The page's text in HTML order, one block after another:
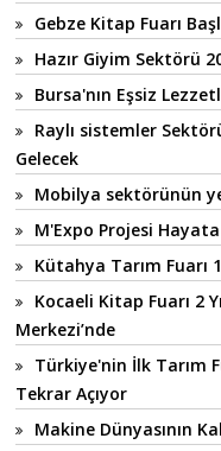
Gebze Kitap Fuarı
Hazır Giyim Sektörü
Bursa'nın Eşsiz
Raylı sistemler
Gelecek
Mobilya sektörünün
M'Expo Projesi
Kütahya Tarım Fuarı
Kocaeli Kitap Fuarı 2
Merkezi’nde
Türkiye'nin İlk Tarım
Tekrar Açıyor
Makine Dünyasının